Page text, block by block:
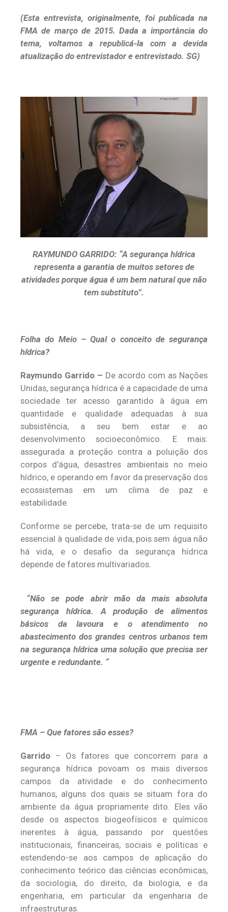
(Esta entrevista, originalmente, foi publicada na
FMA de março de 2015. Dada a importância do
tema, voltamos a republicá-la com a devida
atualização do entrevistador e entrevistado. SG)
RAYMUNDO GARRIDO: “A segurança hídrica
representa a garantia de muitos setores de
atividades porque água é um bem natural que não
tem substituto”.
Folha do Meio – Qual o conceito de segurança
hídrica?
Raymundo Garrido – De acordo com as Nações
Unidas, segurança hídrica é a capacidade de uma
sociedade ter acesso garantido à água em
quantidade e qualidade adequadas à sua
subsistência, a seu bem estar e ao
desenvolvimento socioeconômico. E mais:
assegurada a proteção contra a poluição dos
corpos d’água, desastres ambientais no meio
hídrico, e operando em favor da preservação dos
ecossistemas em um clima de paz e
estabilidade.
Conforme se percebe, trata-se de um requisito
essencial à qualidade de vida, pois sem água não
há vida, e o desafio da segurança hídrica
depende de fatores multivariados.
“Não se pode abrir mão da mais absoluta
segurança hídrica. A produção de alimentos
básicos da lavoura e o atendimento no
abastecimento dos grandes centros urbanos tem
na segurança hídrica uma solução que precisa ser
urgente e redundante. “
FMA – Que fatores são esses?
Garrido – Os fatores que concorrem para a
segurança hídrica povoam os mais diversos
campos da atividade e do conhecimento
humanos, alguns dos quais se situam fora do
ambiente da água propriamente dito. Eles vão
desde os aspectos biogeofísicos e químicos
inerentes à água, passando por questões
institucionais, financeiras, sociais e políticas e
estendendo-se aos campos de aplicação do
conhecimento teórico das ciências econômicas,
da sociologia, do direito, da biologia, e da
engenharia, em particular da engenharia de
infraestruturas.